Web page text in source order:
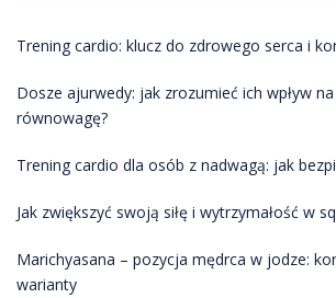
Trening cardio: klucz do zdrowego serca i
Dosze ajurwedy: jak zrozumieć ich wpływ
równowagę?
Trening cardio dla osób z nadwagą: jak
Jak zwiększyć swoją siłę i wytrzymałość w
Marichyasana – pozycja mędrca w jodze:
warianty